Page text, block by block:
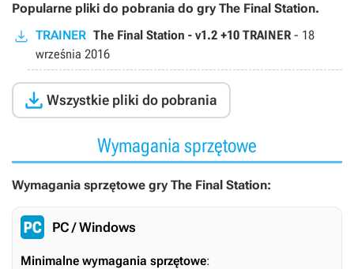
Popularne pliki do pobrania do gry The Final Station.
TRAINER The Final Station - v1.2 +10 TRAINER - 18
września 2016
 Wszystkie pliki do pobrania
Wymagania sprzętowe
Wymagania sprzętowe gry The Final Station:
PC / Windows
Minimalne wymagania sprzętowe: